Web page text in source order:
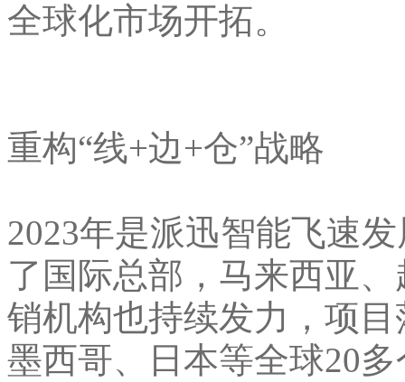
全球化市场开拓。
重构“线+边+仓”战略
2023年是派迅智能飞速
了国际总部，马来西亚
销机构也持续发力，项
墨西哥、日本等全球20